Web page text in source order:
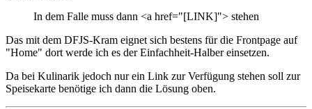
In dem Falle muss dann <a href="[LINK]"> stehen
Das mit dem DFJS-Kram eignet sich bestens für die Frontpage auf
"Home" dort werde ich es der Einfachheit-Halber einsetzen.
Da bei Kulinarik jedoch nur ein Link zur Verfügung stehen soll zur
Speisekarte benötige ich dann die Lösung oben.